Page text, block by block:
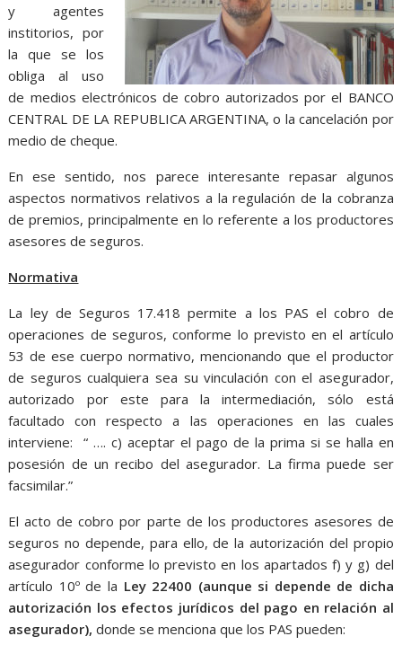
y agentes
institorios, por
la que se los
obliga al uso
de medios electrónicos de cobro autorizados por el BANCO
CENTRAL DE LA REPUBLICA ARGENTINA, o la cancelación por
medio de cheque.
En ese sentido, nos parece interesante repasar algunos
aspectos normativos relativos a la regulación de la cobranza
de premios, principalmente en lo referente a los productores
asesores de seguros.
Normativa
La ley de Seguros 17.418 permite a los PAS el cobro de
operaciones de seguros, conforme lo previsto en el artículo
53 de ese cuerpo normativo, mencionando que el productor
de seguros cualquiera sea su vinculación con el asegurador,
autorizado por este para la intermediación, sólo está
facultado con respecto a las operaciones en las cuales
interviene: “ …. c) aceptar el pago de la prima si se halla en
posesión de un recibo del asegurador. La firma puede ser
facsimilar.”
El acto de cobro por parte de los productores asesores de
seguros no depende, para ello, de la autorización del propio
asegurador conforme lo previsto en los apartados f) y g) del
artículo 10º de la Ley 22400 (aunque si depende de dicha
autorización los efectos jurídicos del pago en relación al
asegurador), donde se menciona que los PAS pueden: